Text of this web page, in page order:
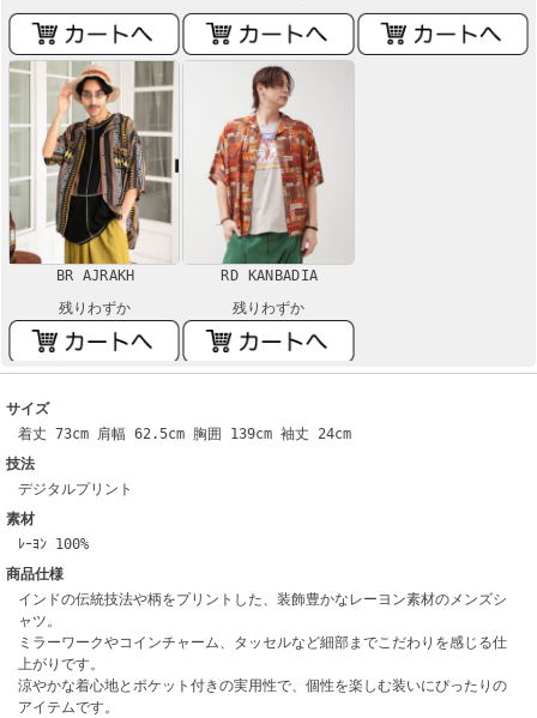
BR AJRAKH
残りわずか
RD KANBADIA
残りわずか
サイズ
着丈 73cm 肩幅 62.5cm 胸囲 139cm 袖丈 24cm
技法
デジタルプリント
素材
ﾚｰﾖﾝ 100%
商品仕様
インドの伝統技法や柄をプリントした、装飾豊かなレーヨン素材のメンズシ
ャツ。
ミラーワークやコインチャーム、タッセルなど細部までこだわりを感じる仕
上がりです。
涼やかな着心地とポケット付きの実用性で、個性を楽しむ装いにぴったりの
アイテムです。